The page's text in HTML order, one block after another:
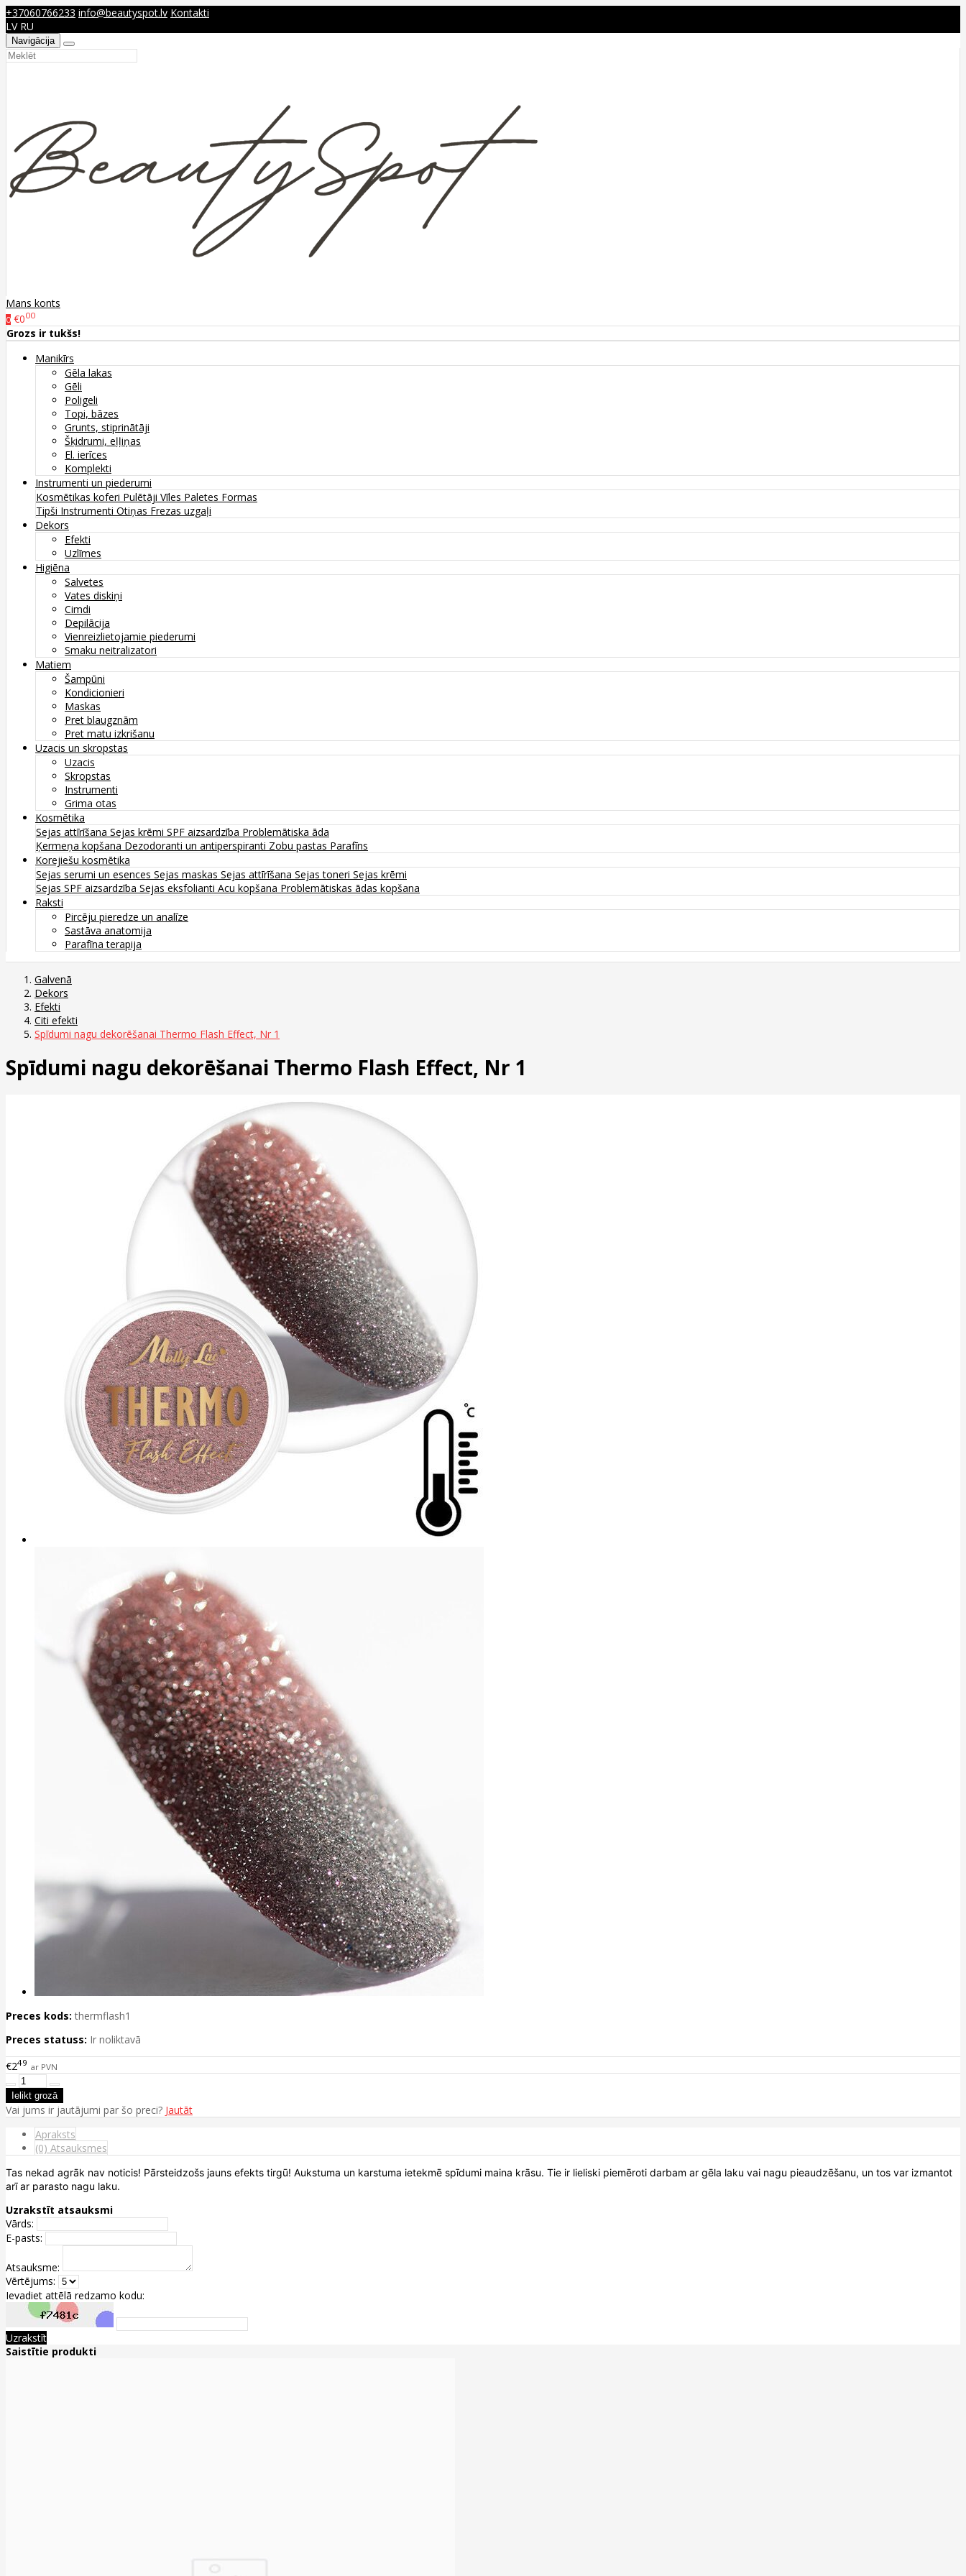
+37060766233 info@beautyspot.lv Kontakti
LV RU
Navigācija
Mans konts
0 €000
Grozs ir tukšs!
Manikīrs
Gēla lakas
Gēli
Poligeli
Topi, bāzes
Grunts, stiprinātāji
Šķidrumi, eļļiņas
El. ierīces
Komplekti
Instrumenti un piederumi
Kosmētikas koferi Pulētāji Vīles Paletes Formas
Tipši Instrumenti Otiņas Frezas uzgaļi
Dekors
Efekti
Uzlīmes
Higiēna
Salvetes
Vates diskiņi
Cimdi
Depilācija
Vienreizlietojamie piederumi
Smaku neitralizatori
Matiem
Šampūni
Kondicionieri
Maskas
Pret blaugznām
Pret matu izkrišanu
Uzacis un skropstas
Uzacis
Skropstas
Instrumenti
Grima otas
Kosmētika
Sejas attīrīšana Sejas krēmi SPF aizsardzība Problemātiska āda
Ķermeņa kopšana Dezodoranti un antiperspiranti Zobu pastas Parafīns
Korejiešu kosmētika
Sejas serumi un esences Sejas maskas Sejas attīrīšana Sejas toneri Sejas krēmi
Sejas SPF aizsardzība Sejas eksfolianti Acu kopšana Problemātiskas ādas kopšana
Raksti
Pircēju pieredze un analīze
Sastāva anatomija
Parafīna terapija
Galvenā
Dekors
Efekti
Citi efekti
Spīdumi nagu dekorēšanai Thermo Flash Effect, Nr 1
Spīdumi nagu dekorēšanai Thermo Flash Effect, Nr 1
Preces kods: thermflash1
Preces statuss: Ir noliktavā
€249 ar PVN
Vai jums ir jautājumi par šo preci? Jautāt
Apraksts
(0) Atsauksmes
Tas nekad agrāk nav noticis! Pārsteidzošs jauns efekts tirgū! Aukstuma un karstuma ietekmē spīdumi maina krāsu. Tie ir lieliski piemēroti darbam ar gēla laku vai nagu pieaudzēšanu, un tos var izmantot
arī ar parasto nagu laku.
Uzrakstīt atsauksmi
Vārds:
E-pasts:
Atsauksme:
Vērtējums:
Ievadiet attēlā redzamo kodu:
Uzrakstīt
Saistītie produkti